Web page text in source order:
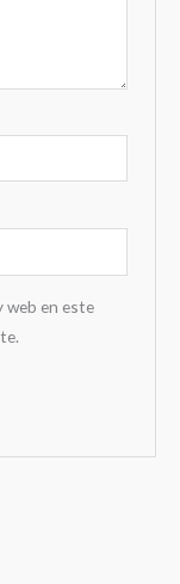
web en este